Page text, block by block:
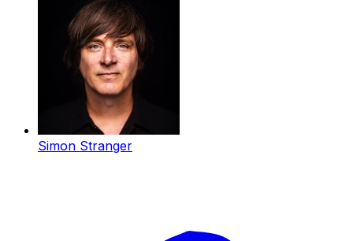
Simon Stranger